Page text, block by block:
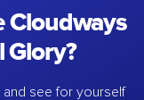
Cloudways
Glory?
and see for yourself